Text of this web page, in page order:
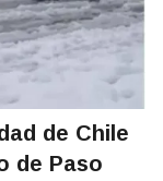
de Chile
de Paso